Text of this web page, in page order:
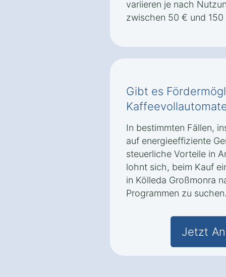
variieren je nach
zwischen 50 € und
Gibt es
In bestimmten Fällen,
auf energieeffiziente
steuerliche Vorteile in
lohnt sich, beim Kauf
in Kölleda Großmonra
Programmen zu
Jetzt